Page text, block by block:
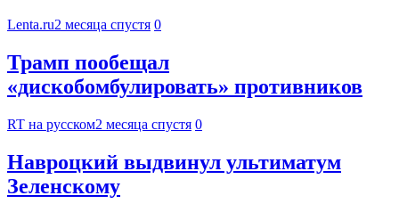
Lenta.ru2 месяца спустя 0
Трамп пообещал
«дискобомбулировать» противников
RT на русском2 месяца спустя 0
Навроцкий выдвинул ультиматум
Зеленскому